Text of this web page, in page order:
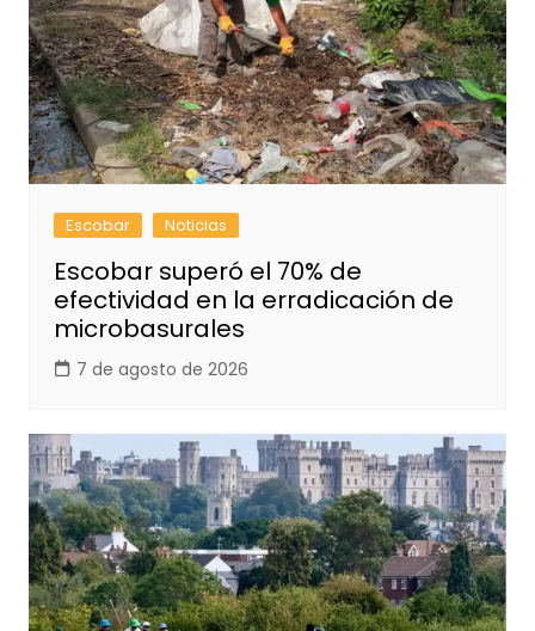
Escobar Noticias
Escobar superó el 70% de
efectividad en la erradicación de
microbasurales
7 de agosto de 2026